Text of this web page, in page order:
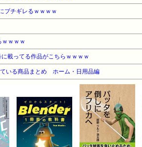
ブチギレるｗｗｗｗ
ｗｗｗｗ
載ってる作品がこちらｗｗｗｗ
ている商品まとめ ホーム・日用品編